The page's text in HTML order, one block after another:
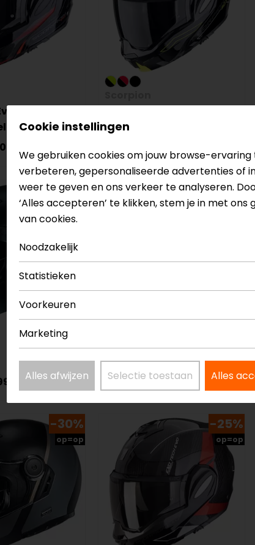
Traveller
Systeemhelm
-30%
op=op
-30%
op=op
Shark
Evo GT Encke Mat
479,99 335,99
-30%
op=op
-25%
op=op
Cookie instellingen
We gebruiken cookies om jouw browse-ervaring
verbeteren, gepersonaliseerde advertenties of
weer te geven en ons verkeer te analyseren.
‘Alles accepteren’ te klikken, stem je in met ons
van cookies.
Noodzakelijk
Statistieken
Voorkeuren
Marketing
Alles afwijzen Selectie toestaan Alles